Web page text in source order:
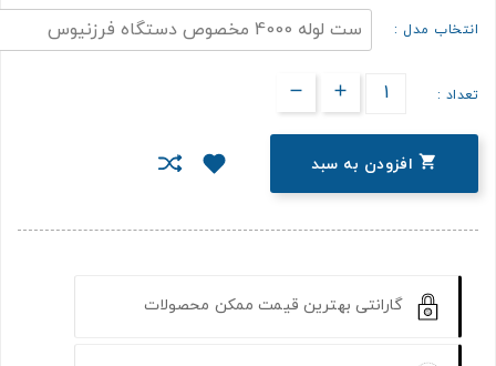
انتخاب مدل :
تعداد :
 افزودن به سبد
گارانتی بهترین قیمت ممکن محصولات